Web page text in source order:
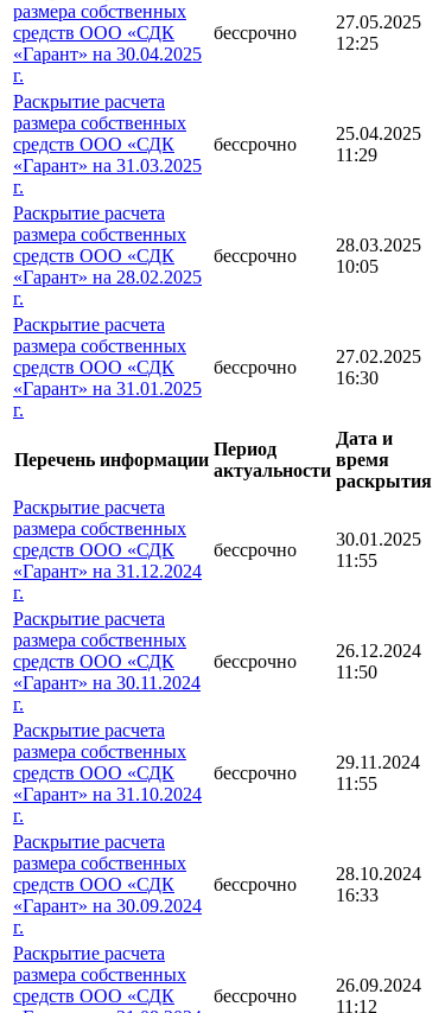
размера собственных
средств ООО «СДК
«Гарант» на 30.04.2025
г.
бессрочно
27.05.2025
12:25
Раскрытие расчета
размера собственных
средств ООО «СДК
«Гарант» на 31.03.2025
г.
бессрочно
25.04.2025
11:29
Раскрытие расчета
размера собственных
средств ООО «СДК
«Гарант» на 28.02.2025
г.
бессрочно
28.03.2025
10:05
Раскрытие расчета
размера собственных
средств ООО «СДК
«Гарант» на 31.01.2025
г.
бессрочно
27.02.2025
16:30
Перечень информации
Период
актуальности
Дата и
время
раскрытия
Раскрытие расчета
размера собственных
средств ООО «СДК
«Гарант» на 31.12.2024
г.
бессрочно
30.01.2025
11:55
Раскрытие расчета
размера собственных
средств ООО «СДК
«Гарант» на 30.11.2024
г.
бессрочно
26.12.2024
11:50
Раскрытие расчета
размера собственных
средств ООО «СДК
«Гарант» на 31.10.2024
г.
бессрочно
29.11.2024
11:55
Раскрытие расчета
размера собственных
средств ООО «СДК
«Гарант» на 30.09.2024
г.
бессрочно
28.10.2024
16:33
Раскрытие расчета
размера собственных
средств ООО «СДК
бессрочно
26.09.2024
11:12